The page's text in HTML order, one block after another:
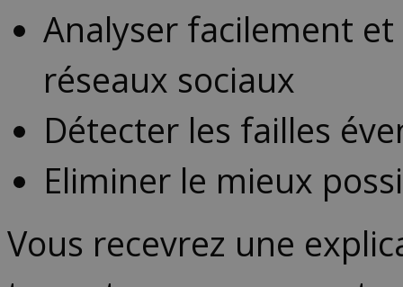
Analyser facilement
réseaux sociaux
Détecter les failles
Eliminer le mieux
Vous recevrez une